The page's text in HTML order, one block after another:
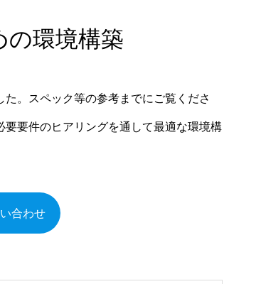
の環境構築
。スペック等の参考までにご覧くださ
要件のヒアリングを通して最適な環境構
合わせ